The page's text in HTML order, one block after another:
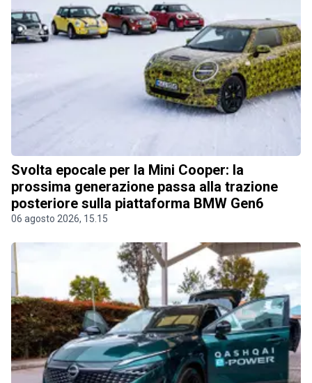
Svolta epocale per la Mini Cooper: la
prossima generazione passa alla trazione
posteriore sulla piattaforma BMW Gen6
06 agosto 2026, 15.15